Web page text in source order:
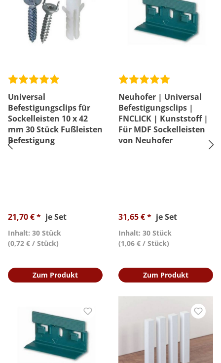
Universal
Befestigungsclips für
Sockelleisten 10 x 42
mm 30 Stück Fußleisten
Befestigung
21,70 € * je Set
Inhalt: 30 Stück
(0,72 € / Stück)
Zum Produkt
Neuhofer | Universal
Befestigungsclips |
FNCLICK | Kunststoff |
Für MDF Sockelleisten
von Neuhofer
31,65 € * je Set
Inhalt: 30 Stück
(1,06 € / Stück)
Zum Produkt